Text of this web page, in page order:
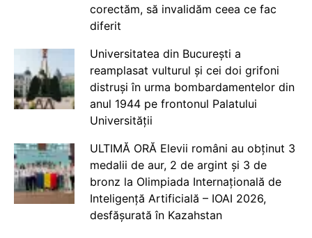
corectăm, să invalidăm ceea ce fac
diferit
Universitatea din București a
reamplasat vulturul și cei doi grifoni
distruși în urma bombardamentelor din
anul 1944 pe frontonul Palatului
Universității
ULTIMĂ ORĂ Elevii români au obținut 3
medalii de aur, 2 de argint și 3 de
bronz la Olimpiada Internațională de
Inteligență Artificială – IOAI 2026,
desfășurată în Kazahstan